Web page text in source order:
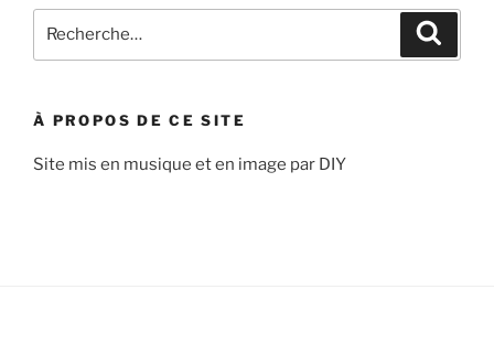
pour
À PROPOS DE CE SITE
Site mis en musique et en image par DIY